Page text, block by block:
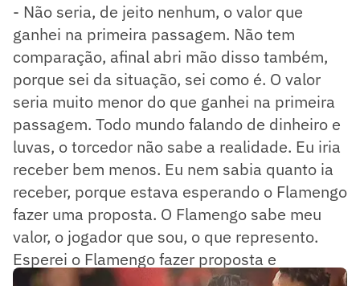
- Não seria, de jeito nenhum, o valor que
ganhei na primeira passagem. Não tem
comparação, afinal abri mão disso também,
porque sei da situação, sei como é. O valor
seria muito menor do que ganhei na primeira
passagem. Todo mundo falando de dinheiro e
luvas, o torcedor não sabe a realidade. Eu iria
receber bem menos. Eu nem sabia quanto ia
receber, porque estava esperando o Flamengo
fazer uma proposta. O Flamengo sabe meu
valor, o jogador que sou, o que represento.
Esperei o Flamengo fazer proposta e